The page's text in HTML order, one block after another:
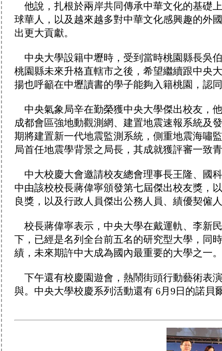
他說，扎根於兩岸共同傳承中華文化的基礎
球華人，以及越來越多對中華文化感興趣的外
出更大貢獻。
中央大學設籍中壢時，受到當時桃園縣長吳
桃園縣未來升格直轄市之後，希望繼續跟中央
揚也呼籲在中壢讀書的學子能夠入籍桃園，認
中央氣象局辛在勤榮獲中央大學傑出校友，
成都會區強地動觀測網、建置地震速報系統及
期將建置新一代地震監測系統，側重地震海嘯
局首任地震學背景之局長，其成就獲評審一致
中大校慶大會邀請校友總會理事長王隆、國
中由該校校長蔣偉寧頒發第七屆傑出校友獎，
良獎，以及行政人員傑出公務人員、績優契僱
校長蔣偉寧表示，中央大學在戴運軌、李新
下，已經是名列全台前五名的研究型大學，同
績，未來期許中大成為國內最重要的大學之一。
下午還有校慶園遊會，熱鬧街頭行動藝術表
與。中央大學校慶系列活動還有 6月9日的諾貝